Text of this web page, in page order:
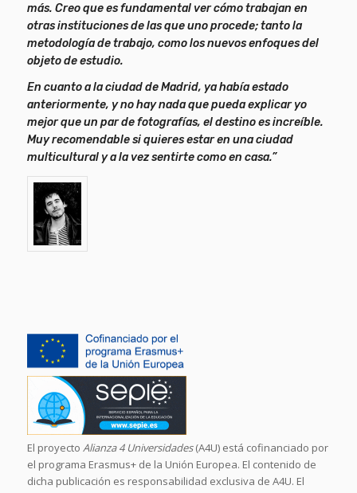
más. Creo que es fundamental ver cómo trabajan en
otras instituciones de las que uno procede; tanto la
metodología de trabajo, como los nuevos enfoques del
objeto de estudio.
En cuanto a la ciudad de Madrid, ya había estado
anteriormente, y no hay nada que pueda explicar yo
mejor que un par de fotografías, el destino es increíble.
Muy recomendable si quieres estar en una ciudad
multicultural y a la vez sentirte como en casa.”
El proyecto Alianza 4 Universidades(A4U) está cofinanciado por
el programa Erasmus+ de la Unión Europea. El contenido de
dicha publicación es responsabilidad exclusiva de A4U. El